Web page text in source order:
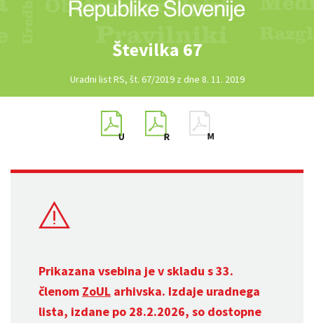
Številka 67
Uradni list RS, št. 67/2019 z dne 8. 11. 2019
Prikazana vsebina je v skladu s 33.
členom ZoUL arhivska. Izdaje uradnega
lista, izdane po 28.2.2026, so dostopne